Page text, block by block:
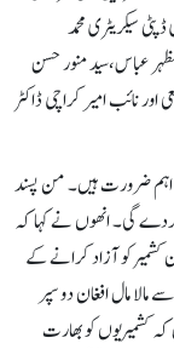
سیکریٹری محمد
مظہر عباس،سید منور حسن
اور نائب امیر کراچی ڈاکٹر
اہم ضرورت ہیں۔ من پسند
گی۔ انھوں نے کہا کہ
کشمیر کو آزاد کرانے کے
مالا مال افغان دو سپر
کشمیریوں کو بھارت